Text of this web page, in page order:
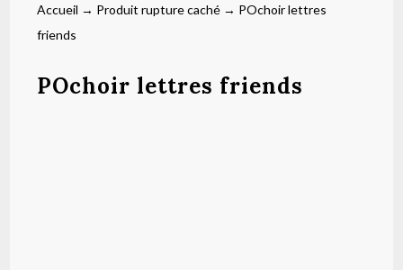
Accueil → Produit rupture caché → POchoir lettres
friends
POchoir lettres friends